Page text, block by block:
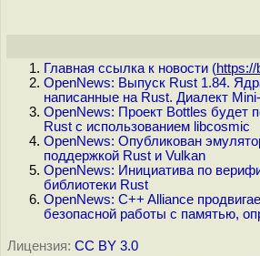
Главная ссылка к новости (
OpenNews: Выпуск Rust 1.84.
написанные на Rust. Диалект
OpenNews: Проект Bottles будет
Rust с использованием libcosmic
OpenNews: Опубликован
поддержкой Rust и Vulkan
OpenNews: Инициатива по
библиотеки Rust
OpenNews: C++ Alliance
безопасной работы с памятью,
Лицензия: CC BY 3.0